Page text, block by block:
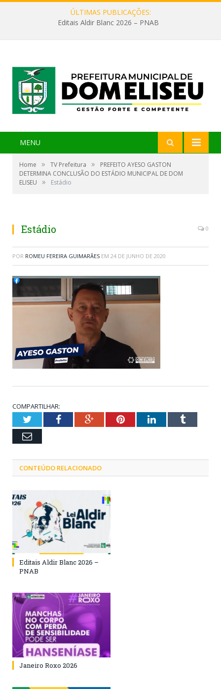
ÚLTIMAS PUBLICAÇÕES:
Editais Aldir Blanc 2026 – PNAB
MENU
Home » TV Prefeitura »
PREFEITO AYESO GASTON
DETERMINA CONCLUSÃO DO ESTÁDIO MUNICIPAL DE DOM
ELISEU
» Estádio
Estádio 0
POR ROMEU FEREIRA GUIMARÃES EM 24 DE JUNHO DE 2020
COMPARTILHAR:
TwitterFacebookGoogle+PinterestLinkedInTumblr
Email
CONTEÚDO RELACIONADO
Editais Aldir Blanc 2026 –
PNAB
Janeiro Roxo 2026